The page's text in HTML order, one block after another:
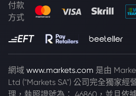
付款
方式
網域 www.markets.com 是由
Ltd ("Markets SA") 公司完全獨家經
理，執照證號為： 46860，並且依